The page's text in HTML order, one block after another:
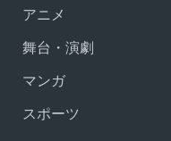
アニメ
舞台・演劇
マンガ
スポーツ